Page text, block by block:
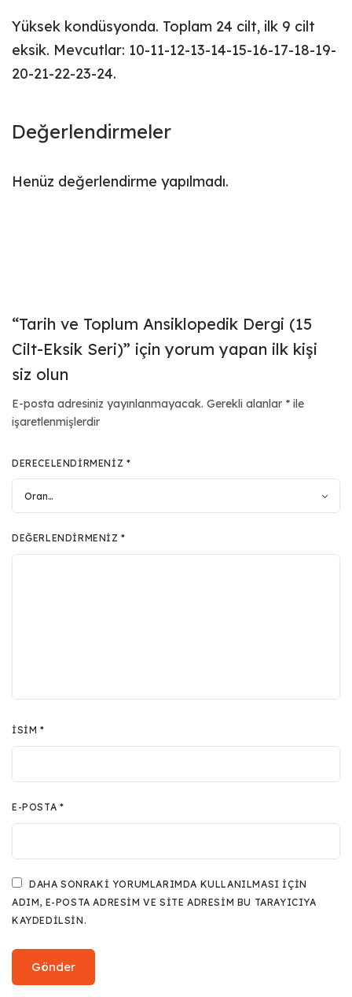
Yüksek kondüsyonda. Toplam 24 cilt, ilk 9 cilt
eksik. Mevcutlar: 10-11-12-13-14-15-16-17-18-19-
20-21-22-23-24.
Değerlendirmeler
Henüz değerlendirme yapılmadı.
“Tarih ve Toplum Ansiklopedik Dergi (15
Cilt-Eksik Seri)” için yorum yapan ilk kişi
siz olun
E-posta adresiniz yayınlanmayacak. Gerekli alanlar * ile
işaretlenmişlerdir
DERECELENDIRMENIZ *
DEĞERLENDIRMENIZ*
İSIM*
E-POSTA *
DAHA SONRAKI YORUMLARIMDA KULLANILMASI IÇIN
ADIM, E-POSTA ADRESIM VE SITE ADRESIM BU TARAYICIYA
KAYDEDILSIN.